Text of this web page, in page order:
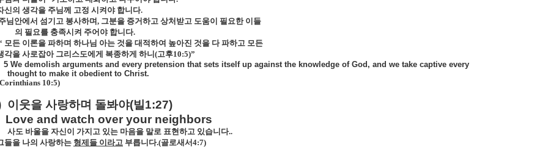
신의 생각을 주님께 고정 시켜야 합니다.
님안에서 섬기고 봉사하며 , 그분을 증거하고 상처받고 도움이 필요한 이들
의 필요를 충족시켜 주어야 합니다.
모든 이론을 파하며 하나님 아는 것을 대적하여 높아진 것을 다 파하고 모든
각을 사로잡아 그리스도에게 복종하게 하니 (고후10:5)”
5 We demolish arguments and every pretension that sets itself up against the knowledge of God, and we take captive every
thought to make it obedient to Christ.
10:5)
이웃을 사랑하며 돌봐야(빌 1:27)
Love and watch over your neighbors
사도 바울을 자신이 가지고 있는 마음을 말로 표현하고 있습니다..
들을 나의 사랑하는 형제들 이라고 부릅니다.(골로새서 4:7)